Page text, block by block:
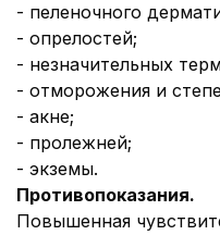
- пеленочного
- опрелостей;
- незначительных
- отморожения и
- акне;
- пролежней;
- экземы.
Противопоказания.
Повышенная